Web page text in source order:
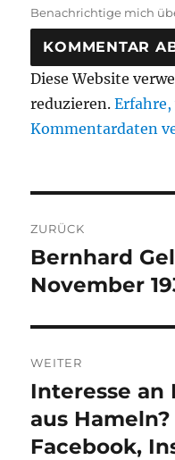
Benachrichtige mich
Diese Website
reduzieren.Erfahre,
Kommentardaten
ZURÜCK
Vorheriger
Beitrag:
Bernhard
November
WEITER
Nächster
Beitrag:
Interesse an
aus
Facebook,